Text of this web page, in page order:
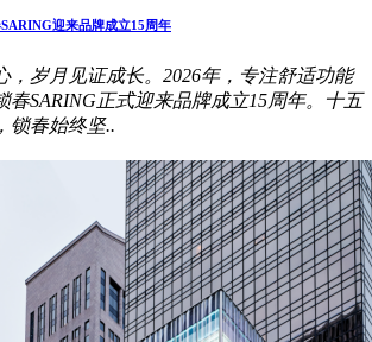
迎来品牌成立15周年
，岁月见证成长。2026年，专注舒适功能
春SARING正式迎来品牌成立15周年。十五
锁春始终坚..